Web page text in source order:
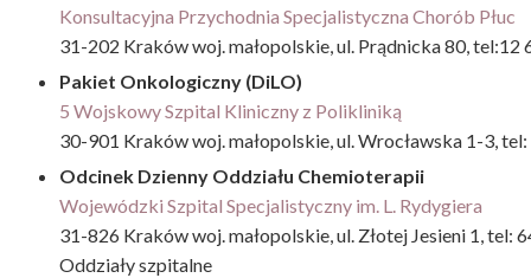
Konsultacyjna Przychodnia Specjalistyczna Chorób Płuc
31-202 Kraków woj. małopolskie, ul. Prądnicka 80, tel:12
Pakiet Onkologiczny (DiLO)
5 Wojskowy Szpital Kliniczny z Polikliniką
30-901 Kraków woj. małopolskie, ul. Wrocławska 1-3,
Odcinek Dzienny Oddziału Chemioterapii
Wojewódzki Szpital Specjalistyczny im. L. Rydygiera
31-826 Kraków woj. małopolskie, ul. Złotej Jesieni 1, tel:
Oddziały szpitalne